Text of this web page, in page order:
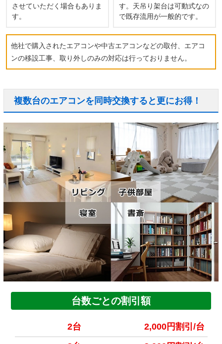
させていただく場合もありま
す。
す。天吊り架台は可動式なの
で既存流用が一般的です。
他社で購入されたエアコンや中古エアコンなどの取付、エアコ
ンの移設工事、取り外しのみの対応は行っておりません。
複数台のエアコンを同時交換すると更にお得！
台数ごとの割引額
2台
2,000円割引/台